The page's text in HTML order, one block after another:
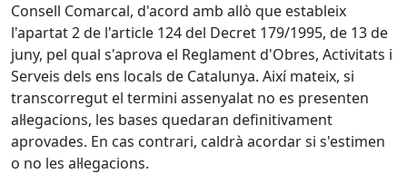
Consell Comarcal, d'acord amb allò que estableix
l'apartat 2 de l'article 124 del Decret 179/1995, de 13 de
juny, pel qual s'aprova el Reglament d'Obres, Activitats i
Serveis dels ens locals de Catalunya. Així mateix, si
transcorregut el termini assenyalat no es presenten
al·legacions, les bases quedaran definitivament
aprovades. En cas contrari, caldrà acordar si s'estimen
o no les al·legacions.